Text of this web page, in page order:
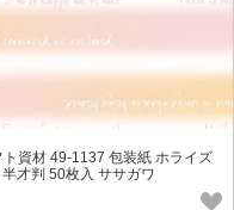
ト資材 49-1137 包装紙 ホライズ
半才判 50枚入 ササガワ